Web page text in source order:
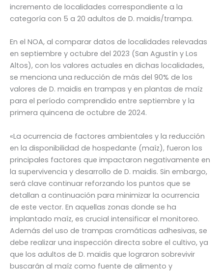
incremento de localidades correspondiente a la
categoría con 5 a 20 adultos de D. maidis/trampa.
En el NOA, al comparar datos de localidades relevadas
en septiembre y octubre del 2023 (San Agustín y Los
Altos), con los valores actuales en dichas localidades,
se menciona una reducción de más del 90% de los
valores de D. maidis en trampas y en plantas de maíz
para el período comprendido entre septiembre y la
primera quincena de octubre de 2024.
«La ocurrencia de factores ambientales y la reducción
en la disponibilidad de hospedante (maíz), fueron los
principales factores que impactaron negativamente en
la supervivencia y desarrollo de D. maidis. Sin embargo,
será clave continuar reforzando los puntos que se
detallan a continuación para minimizar la ocurrencia
de este vector. En aquellas zonas donde se ha
implantado maíz, es crucial intensificar el monitoreo.
Además del uso de trampas cromáticas adhesivas, se
debe realizar una inspección directa sobre el cultivo, ya
que los adultos de D. maidis que lograron sobrevivir
buscarán al maíz como fuente de alimento y